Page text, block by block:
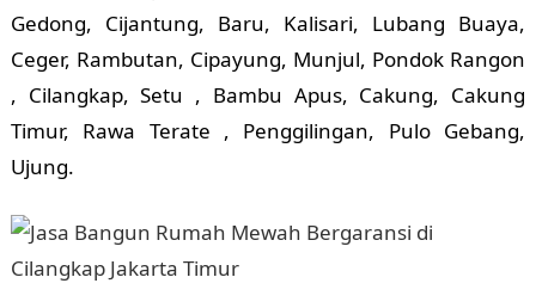
Gedong, Cijantung, Baru, Kalisari, Lubang Buaya,
Ceger, Rambutan, Cipayung, Munjul, Pondok Rangon
, Cilangkap, Setu , Bambu Apus, Cakung, Cakung
Timur, Rawa Terate , Penggilingan, Pulo Gebang,
Ujung.